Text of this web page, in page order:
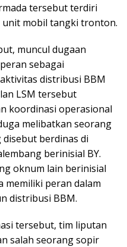
tersebut terdiri
mobil tangki tronton.
muncul dugaan
sebagai
distribusi BBM
LSM tersebut
koordinasi operasional
melibatkan seorang
berdinas di
berinisial BY.
oknum lain berinisial
memiliki peran dalam
distribusi BBM.
tersebut, tim liputan
salah seorang sopir